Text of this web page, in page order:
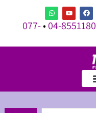
04-8551180
•
077-